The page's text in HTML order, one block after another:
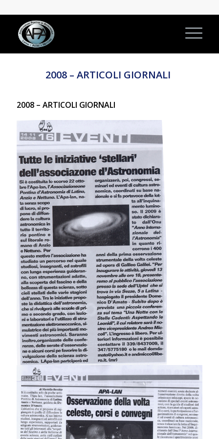
2008 – ARTICOLI GIORNALI
2008 – ARTICOLI GIORNALI